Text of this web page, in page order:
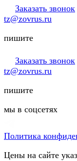
Заказать звонок
tz@zovrus.ru
пишите
Заказать звонок
tz@zovrus.ru
пишите
мы в соцсетях
Политика
Цены на сайте